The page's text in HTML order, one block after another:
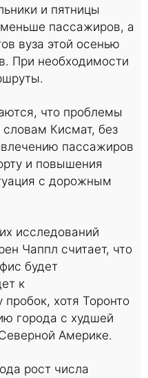
и пятницы
пассажиров, а
вуза этой осенью
При необходимости
что проблемы
Кисмат, без
пассажиров
и повышения
с дорожным
исследований
Чаппл считает, что
будет
к
хотя Торонто
города с худшей
Америке.
рост числа